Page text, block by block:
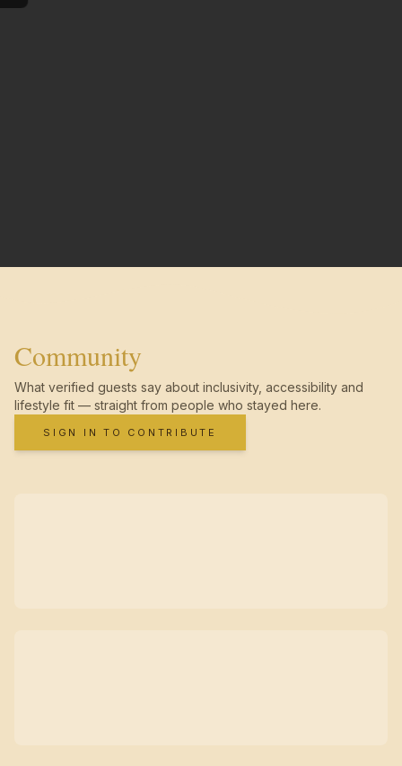
Community
What verified guests say about inclusivity, accessibility and
lifestyle fit — straight from people who stayed here.
SIGN IN TO CONTRIBUTE